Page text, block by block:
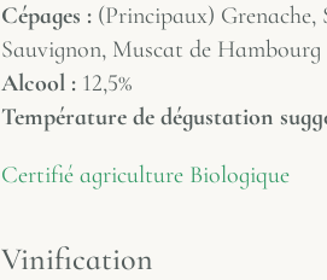
Cépages : (Principaux) Grenache,
Sauvignon, Muscat de Hambourg
Alcool : 12,5%
Température de dégustation
Certifié agriculture Biologique
Vinification